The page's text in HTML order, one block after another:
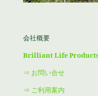
会社概要
Brilliant Life
⇒ お問い合せ
⇒ ご利用案内